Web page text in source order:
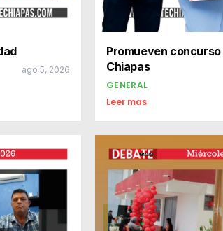
ago 5, 2026
Promueven
Chiapas
GENERAL
Leer mas